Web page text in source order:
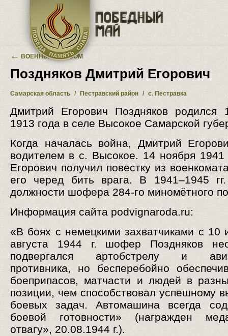
Перейти к основному содержанию
← ВОЕННЫЙ АЛЬБОМ
Поздняков Дмитрий Егорович
Самарская область / Пестравский район / с. Пестравка
Дмитрий Егорович Поздняков родился
1913 года в селе Высокое Самарской
Когда началась война, Дмитрий
водителем в с. Высокое. 14 ноября 1941
Егорович получил повестку из
его черед бить врага. В 1941–1945
должности шофера 284-го миномётного
Информация сайта podvignaroda.ru:
«В боях с немецкими захватчиками с 10
августа 1944 г. шофер Поздняков
подвергался артобстрелу и
противника, но бесперебойно
боеприпасов, матчасти и людей в
позиции, чем способствовал успешному
боевых задач. Автомашина всегда
боевой готовности» (награжден
отвагу», 20.08.1944 г.).